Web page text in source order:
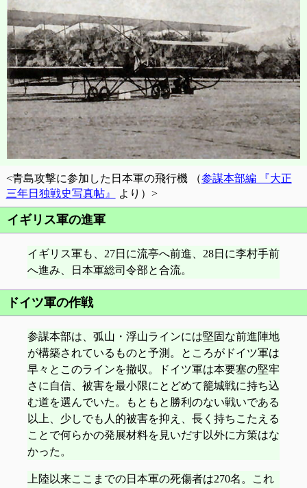
<青島攻撃に参加した日本軍の飛行機 （参謀本部編 『大正
三年日独戦史写真帖』
より）>
イギリス軍の進軍
イギリス軍も、27日に流亭へ前進、28日に李村手前
へ進み、日本軍総司令部と合流。
ドイツ軍の作戦
参謀本部は、弧山・浮山ラインには堅固な前進陣地
が構築されているものと予測。ところがドイツ軍は
早々とこのラインを撤収。ドイツ軍は本要塞の堅牢
さに自信、被害を最小限にとどめて籠城戦に持ち込
む道を選んでいた。もともと勝利のない戦いである
以上、少しでも人的被害を抑え、長く持ちこたえる
ことで何らかの発展材料を見いだす以外に方策はな
かった。
上陸以来ここまでの日本軍の死傷者は270名。これ